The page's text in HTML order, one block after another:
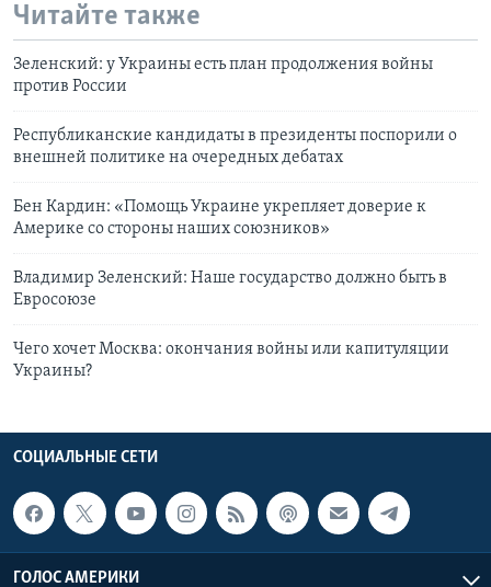
Читайте также
Зеленский: у Украины есть план продолжения войны
против России
Республиканские кандидаты в президенты поспорили о
внешней политике на очередных дебатах
Бен Кардин: «Помощь Украине укрепляет доверие к
Америке со стороны наших союзников»
Владимир Зеленский: Наше государство должно быть в
Евросоюзе
Чего хочет Москва: окончания войны или капитуляции
Украины?
СОЦИАЛЬНЫЕ СЕТИ
ГОЛОС АМЕРИКИ